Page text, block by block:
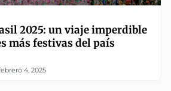
2025: un viaje imperdible
más festivas del país
4, 2025